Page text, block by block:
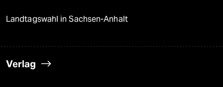
Landtagswahl in Sachsen-Anhalt
Verlag